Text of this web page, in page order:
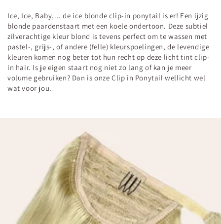
Ice, Ice, Baby,... de ice blonde clip-in ponytail is er! Een ijzig
blonde paardenstaart met een koele ondertoon. Deze subtiel
zilverachtige kleur blond is tevens perfect om te wassen met
pastel-, grijs-, of andere (felle) kleurspoelingen, de levendige
kleuren komen nog beter tot hun recht op deze licht tint clip-
in hair. Is je eigen staart nog niet zo lang of kan je meer
volume gebruiken? Dan is onze Clip in Ponytail wellicht wel
wat voor jou.